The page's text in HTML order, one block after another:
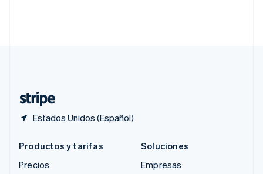
Estados Unidos (Español)
Productos y tarifas
Precios
Soluciones
Empresas